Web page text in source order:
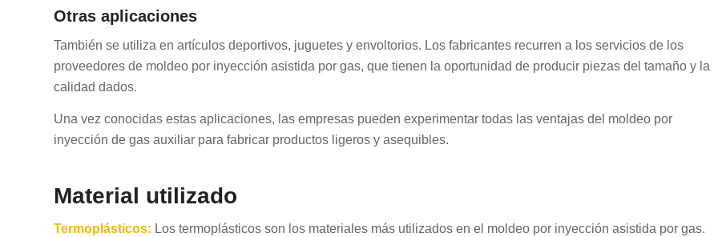
Otras aplicaciones
También se utiliza en artículos deportivos, juguetes y envoltorios. Los fabricantes recurren a los servicios de los
proveedores de moldeo por inyección asistida por gas, que tienen la oportunidad de producir piezas del tamaño y la
calidad dados.
Una vez conocidas estas aplicaciones, las empresas pueden experimentar todas las ventajas del moldeo por
inyección de gas auxiliar para fabricar productos ligeros y asequibles.
Material utilizado
Termoplásticos: Los termoplásticos son los materiales más utilizados en el moldeo por inyección asistida por gas.